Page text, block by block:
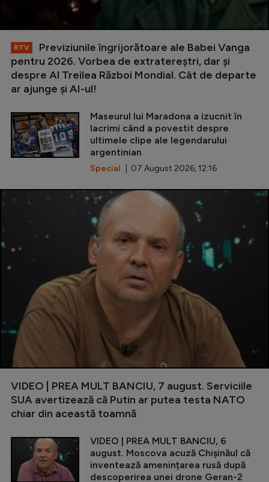
RTV
Previziunile îngrijorătoare ale Babei Vanga
pentru 2026. Vorbea de extratereștri, dar și
despre Al Treilea Război Mondial. Cât de departe
ar ajunge și AI-ul!
Maseurul lui Maradona a izucnit în
lacrimi când a povestit despre
ultimele clipe ale legendarului
argentinian
Special | 07 August 2026, 12:16
VIDEO | PREA MULT BANCIU, 7 august. Serviciile
SUA avertizează că Putin ar putea testa NATO
chiar din această toamnă
VIDEO | PREA MULT BANCIU, 6
august. Moscova acuză Chișinăul că
inventează amenințarea rusă după
descoperirea unei drone Geran-2